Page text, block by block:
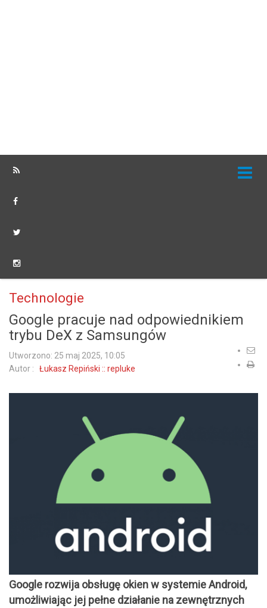
Technologie
Google pracuje nad odpowiednikiem
trybu DeX z Samsungów
Utworzono: 25 maj 2025, 10:05
Autor : Łukasz Repiński :: repluke
Google rozwija obsługę okien w systemie Android,
umożliwiając jej pełne działanie na zewnętrznych